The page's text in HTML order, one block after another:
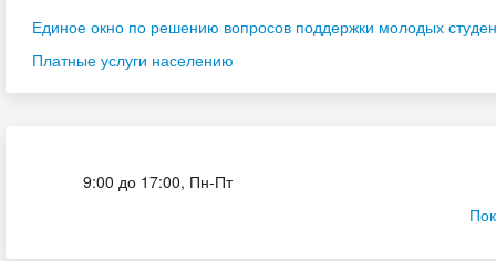
Единое окно по решению вопросов поддержки молодых
Платные услуги населению
9:00 до 17:00, Пн-Пт